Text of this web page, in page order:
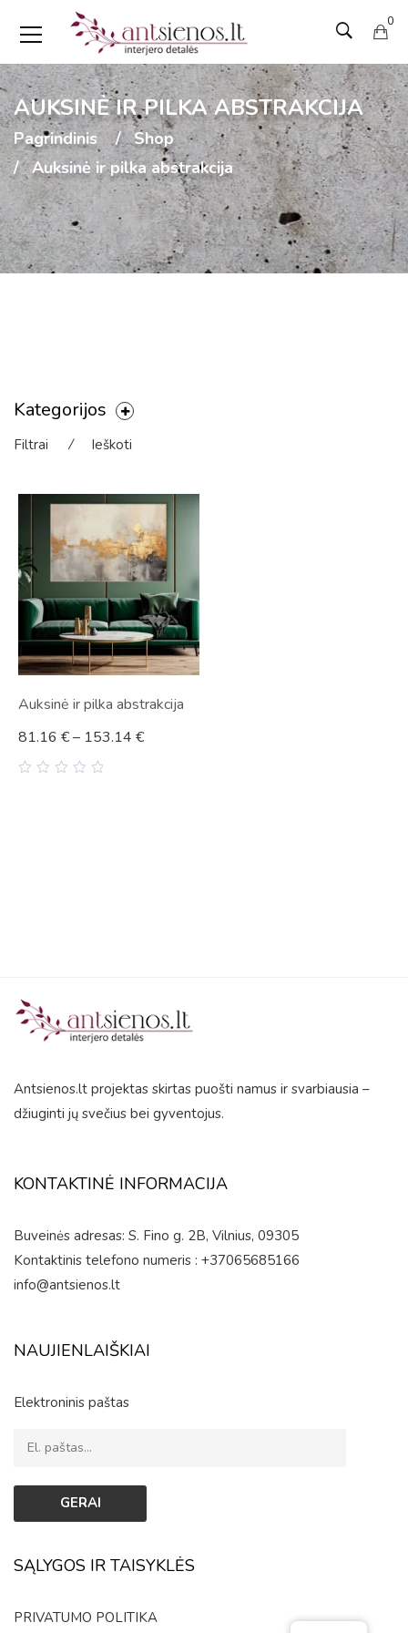
0
AUKSINĖ IR PILKA ABSTRAKCIJA
Pagrindinis
Shop
Auksinė ir pilka abstrakcija
Kategorijos
Filtrai ⁄ Ieškoti
Auksinė ir pilka abstrakcija
81.16 €– 153.14 €
Antsienos.lt projektas skirtas puošti namus ir svarbiausia –
džiuginti jų svečius bei gyventojus.
KONTAKTINĖ INFORMACIJA
Buveinės adresas: S. Fino g. 2B, Vilnius, 09305
Kontaktinis telefono numeris : +37065685166
info@antsienos.lt
NAUJIENLAIŠKIAI
Elektroninis paštas
SĄLYGOS IR TAISYKLĖS
PRIVATUMO POLITIKA